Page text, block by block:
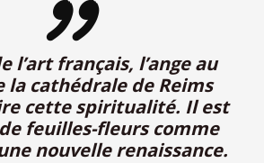
l’art français, l’ange au
la cathédrale de Reims
cette spiritualité. Il est
feuilles-fleurs comme
nouvelle renaissance.